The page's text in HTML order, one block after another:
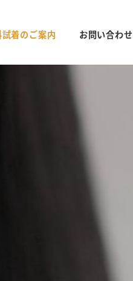
着のご案内 お問い合わせ